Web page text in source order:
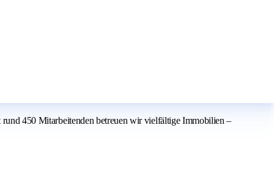
450 Mitarbeitenden betreuen wir vielfältige Immobilien –